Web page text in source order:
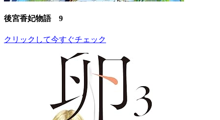
後宮香妃物語 9
クリックして今すぐチェック